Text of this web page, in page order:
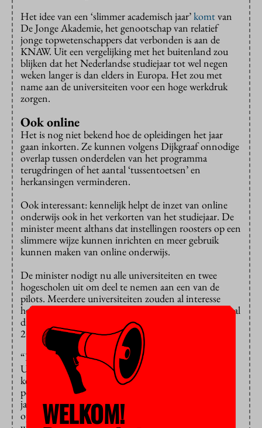
Het idee van een ‘slimmer academisch jaar’komtvan
De Jonge Akademie, het genootschap van relatief
jonge topwetenschappers dat verbonden is aan de
KNAW. Uit een vergelijking met het buitenland zou
blijken dat het Nederlandse studiejaar tot wel negen
weken langer is dan elders in Europa. Het zou met
name aan de universiteiten voor een hoge werkdruk
zorgen.
Ook online
Het is nog niet bekend hoe de opleidingen het jaar
gaan inkorten. Ze kunnen volgens Dijkgraaf onnodige
overlap tussen onderdelen van het programma
terugdringen of het aantal ‘tussentoetsen’ en
herkansingen verminderen.
Ook interessant: kennelijk helpt de inzet van online
onderwijs ook in het verkorten van het studiejaar. De
minister meent althans dat instellingen roosters op een
slimmere wijze kunnen inrichten en meer gebruik
kunnen maken van online onderwijs.
De minister nodigt nu alle universiteiten en twee
hogescholen uit om deel te nemen aan een van de
pilots. Meerdere universiteiten zouden al interesse
hebben getoond. Ze kunnen deelnemen met maximaal
drie opleidingen in de periode van 2023 tot en met
2026.
“De Universiteit van Amsterdam en de Erasmus
Universiteit Rotterdam zorgen voor het delen van
kennis, monitoring en verantwoording”, staat in een
persbericht dat het ministerie heeft verspreid. “Twee
jaar na invoering wordt bekeken wat de eerste
opbrengsten van de pilots zijn en of bijsturing
WELKOM!